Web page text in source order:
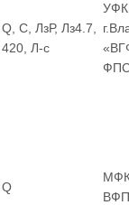
Q, С, ЛзР, Лз4.7,
420, Л-с
Q